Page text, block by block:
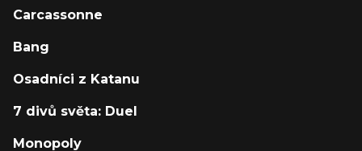
Carcassonne
Bang
Osadníci z Katanu
7 divů světa: Duel
Monopoly